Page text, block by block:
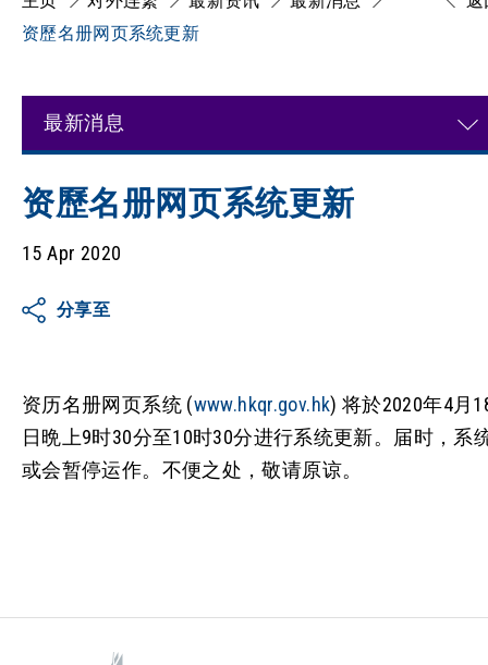
资歷名册网页系统更新
最新消息
资歷名册网页系统更新
15 Apr 2020
分享至
资历名册网页系统 (www.hkqr.gov.hk) 将於2020年4月
日晩上9时30分至10时30分进行系统更新。届时，系
或会暂停运作。不便之处，敬请原谅。